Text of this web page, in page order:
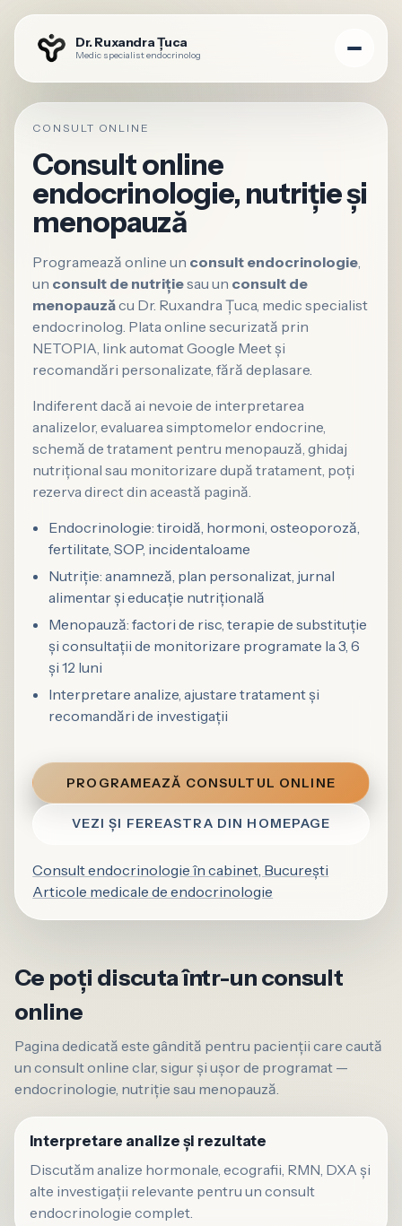
Dr. Ruxandra Țuca
Medic specialist endocrinolog
CONSULT ONLINE
Consult online
endocrinologie, nutriție și
menopauză
Programează online un consult endocrinologie,
un consult de nutrițiesau un consult de
menopauzăcu Dr. Ruxandra Țuca, medic specialist
endocrinolog. Plata online securizată prin
NETOPIA, link automat Google Meet și
recomandări personalizate, fără deplasare.
Indiferent dacă ai nevoie de interpretarea
analizelor, evaluarea simptomelor endocrine,
schemă de tratament pentru menopauză, ghidaj
nutrițional sau monitorizare după tratament, poți
rezerva direct din această pagină.
Endocrinologie: tiroidă, hormoni, osteoporoză,
fertilitate, SOP, incidentaloame
Nutriție: anamneză, plan personalizat, jurnal
alimentar și educație nutrițională
Menopauză: factori de risc, terapie de substituție
și consultații de monitorizare programate la 3, 6
și 12 luni
Interpretare analize, ajustare tratament și
recomandări de investigații
PROGRAMEAZĂ CONSULTUL ONLINE
VEZI ȘI FEREASTRA DIN HOMEPAGE
Consult endocrinologie în cabinet, București
Articole medicale de endocrinologie
Ce poți discuta într-un consult
online
Pagina dedicată este gândită pentru pacienții care caută
un consult online clar, sigur și ușor de programat —
endocrinologie, nutriție sau menopauză.
Interpretare analize și rezultate
Discutăm analize hormonale, ecografii, RMN, DXA și
alte investigații relevante pentru un consult
endocrinologie complet.